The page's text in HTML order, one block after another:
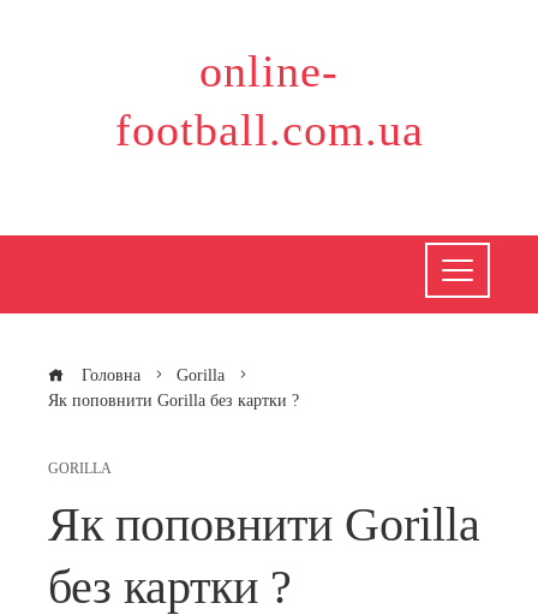
online-
football.com.ua
Головна
Gorilla
Як поповнити Gorilla без картки ?
GORILLA
Як поповнити Gorilla
без картки ?